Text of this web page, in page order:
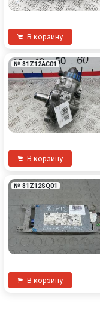
В корзину
№ 81Z12AC01
В корзину
№ 81Z12SQ01
В корзину